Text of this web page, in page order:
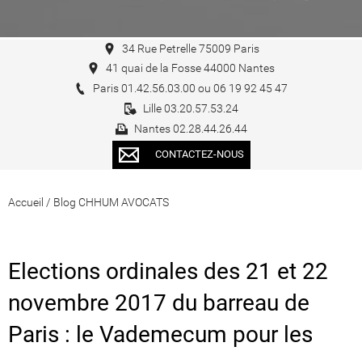
34 Rue Petrelle 75009 Paris
41 quai de la Fosse 44000 Nantes
Paris 01.42.56.03.00 ou 06 19 92 45 47
Lille 03.20.57.53.24
Nantes 02.28.44.26.44
CONTACTEZ-NOUS
Accueil / Blog CHHUM AVOCATS
Elections ordinales des 21 et 22
novembre 2017 du barreau de
Paris : le Vademecum pour les